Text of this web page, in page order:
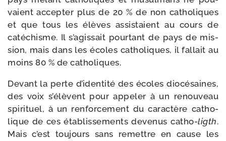
vaient accep­ter plus de 20 % de non catho­liques
et que tous les élèves assis­taient au cours de
caté­chisme. Il s’a­gis­sait pour­tant de pays de mis­
sion, mais dans les écoles catho­liques, il fal­lait au
moins 80 % de catholiques.
Devant la perte d’i­den­ti­té des écoles dio­cé­saines,
des voix s’é­lèvent pour appe­ler à un renou­veau
spi­ri­tuel, à un ren­for­ce­ment du carac­tère catho­
lique de ces éta­blis­se­ments deve­nus catho-ligth.
Mais c’est tou­jours sans remettre en cause les